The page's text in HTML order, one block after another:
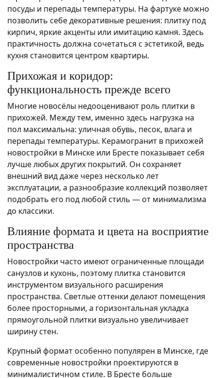
посуды и перепады температуры. На фартуке можно
позволить себе декоративные решения: плитку под
кирпич, яркие акценты или имитацию камня. Здесь
практичность должна сочетаться с эстетикой, ведь
кухня становится центром квартиры.
Прихожая и коридор:
функциональность прежде всего
Многие новосёлы недооценивают роль плитки в
прихожей. Между тем, именно здесь нагрузка на
пол максимальна: уличная обувь, песок, влага и
перепады температуры. Керамогранит в прихожей
новостройки в Минске или Бресте показывает себя
лучше любых других покрытий. Он сохраняет
внешний вид даже через несколько лет
эксплуатации, а разнообразие коллекций позволяет
подобрать его под любой стиль — от минимализма
до классики.
Влияние формата и цвета на восприятие
пространства
Новостройки часто имеют ограниченные площади
санузлов и кухонь, поэтому плитка становится
инструментом визуального расширения
пространства. Светлые оттенки делают помещения
более просторными, а горизонтальная укладка
прямоугольной плитки визуально увеличивает
ширину стен.
Крупный формат особенно популярен в Минске, где
современные новостройки проектируются в
минималистичном стиле. В Бресте больше